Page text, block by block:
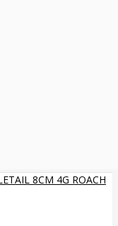
8CM 4G ROACH